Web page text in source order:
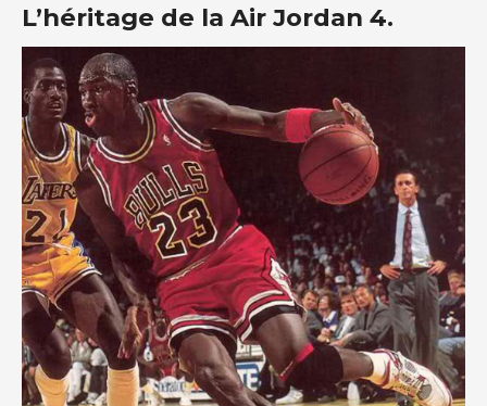
L’héritage de la Air Jordan 4.